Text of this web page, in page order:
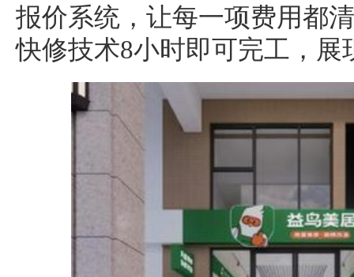
报价系统，让每一项费用都
快修技术8小时即可完工，展